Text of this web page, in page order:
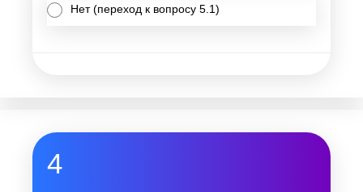
Нет (переход к вопросу 5.1)
4